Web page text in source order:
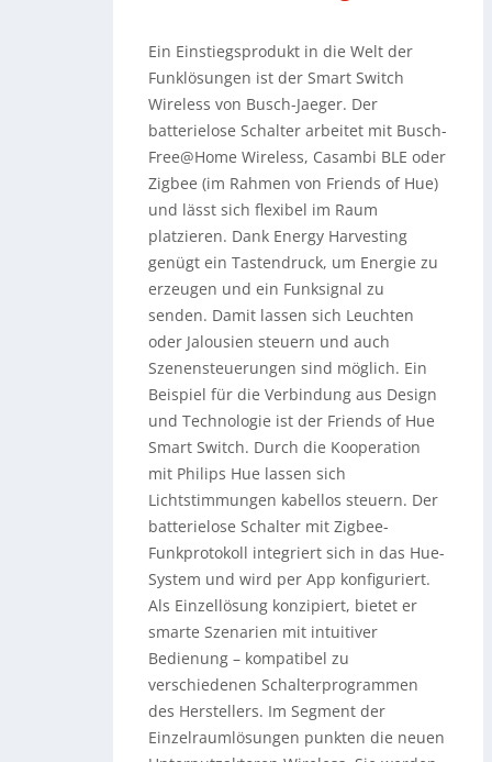
Ein Einstiegsprodukt in die Welt der
Funklösungen ist der Smart Switch
Wireless von Busch-Jaeger. Der
batterielose Schalter arbeitet mit Busch-
Free@Home Wireless, Casambi BLE oder
Zigbee (im Rahmen von Friends of Hue)
und lässt sich flexibel im Raum
platzieren. Dank Energy Harvesting
genügt ein Tastendruck, um Energie zu
erzeugen und ein Funksignal zu
senden. Damit lassen sich Leuchten
oder Jalousien steuern und auch
Szenensteuerungen sind möglich. Ein
Beispiel für die Verbindung aus Design
und Technologie ist der Friends of Hue
Smart Switch. Durch die Kooperation
mit Philips Hue lassen sich
Lichtstimmungen kabellos steuern. Der
batterielose Schalter mit Zigbee-
Funkprotokoll integriert sich in das Hue-
System und wird per App konfiguriert.
Als Einzellösung konzipiert, bietet er
smarte Szenarien mit intuitiver
Bedienung – kompatibel zu
verschiedenen Schalterprogrammen
des Herstellers. Im Segment der
Einzelraumlösungen punkten die neuen